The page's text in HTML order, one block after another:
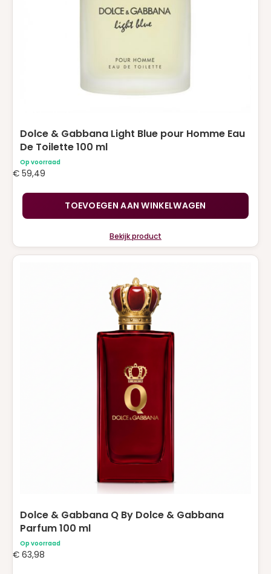
Dolce & Gabbana Light Blue pour Homme Eau
De Toilette 100 ml
Op voorraad
€ 59,49
TOEVOEGEN AAN WINKELWAGEN
Bekijk product
Dolce & Gabbana Q By Dolce & Gabbana
Parfum 100 ml
Op voorraad
€ 63,98